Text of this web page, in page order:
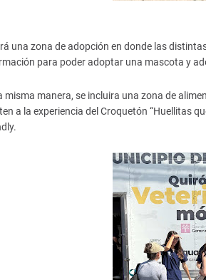
una zona de adopción en donde las
para poder adoptar una mascota y
misma manera, se incluira una zona de
a la experiencia del Croquetón “Huellitas